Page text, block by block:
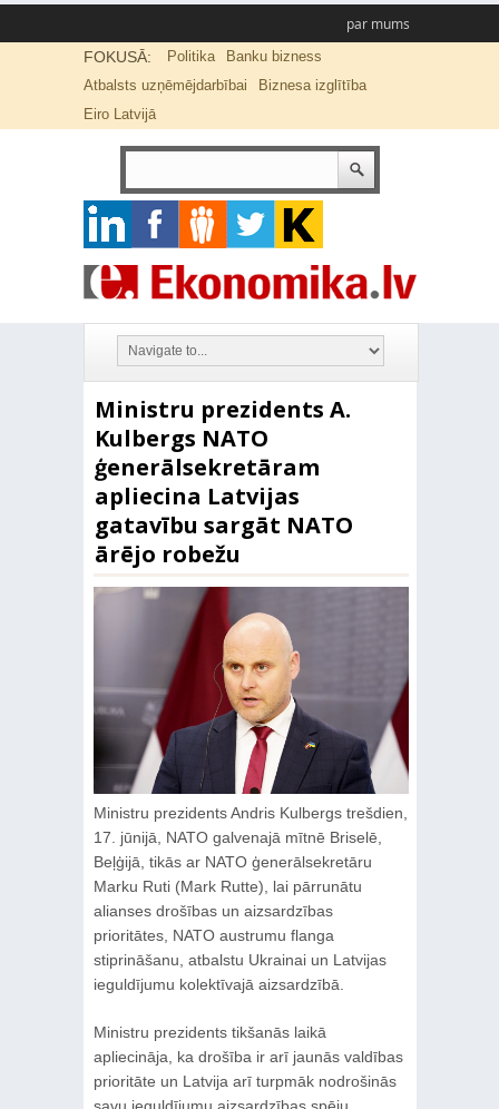
par mums
FOKUSĀ: Politika
Banku bizness
Atbalsts uzņēmējdarbībai
Biznesa izglītība
Eiro Latvijā
Ministru prezidents A.
Kulbergs NATO
ģenerālsekretāram
apliecina Latvijas
gatavību sargāt NATO
ārējo robežu
Ministru prezidents Andris Kulbergs trešdien,
17. jūnijā, NATO galvenajā mītnē Briselē,
Beļģijā, tikās ar NATO ģenerālsekretāru
Marku Ruti (Mark Rutte), lai pārrunātu
alianses drošības un aizsardzības
prioritātes, NATO austrumu flanga
stiprināšanu, atbalstu Ukrainai un Latvijas
ieguldījumu kolektīvajā aizsardzībā.
Ministru prezidents tikšanās laikā
apliecināja, ka drošība ir arī jaunās valdības
prioritāte un Latvija arī turpmāk nodrošinās